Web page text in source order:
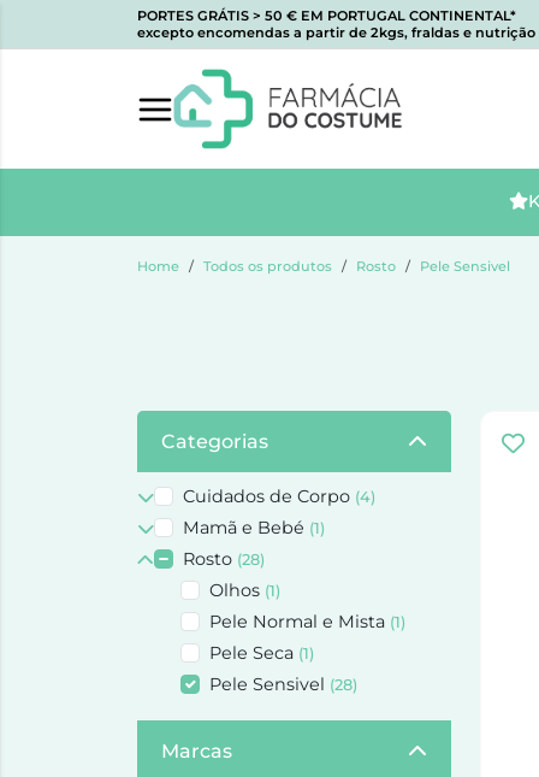
PORTES GRÁTIS > 50 € EM PORTUGAL CONTINENTAL*
excepto encomendas a partir de 2kgs, fraldas e
Home Todos os produtos Rosto Pele Sensivel
Categorias
Cuidados de Corpo (4)
Mamã e Bebé (1)
Rosto (28)
Olhos (1)
Pele Normal e Mista (1)
Pele Seca (1)
Pele Sensivel (28)
Marcas